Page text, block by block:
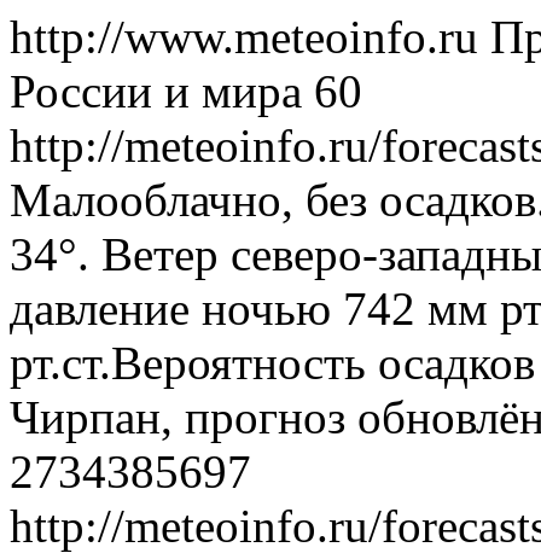
http://www.meteoinfo.ru
России и мира 60
http://meteoinfo.ru/
Малооблачно, без
34°. Ветер северо-
давление ночью 742 мм
рт.ст.Вероятность
Чирпан, прогноз
2734385697
http://meteoinfo.ru/